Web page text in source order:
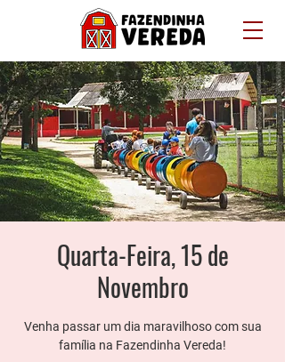
Quarta-Feira, 15 de
Novembro
Venha passar um dia maravilhoso com sua
família na Fazendinha Vereda!